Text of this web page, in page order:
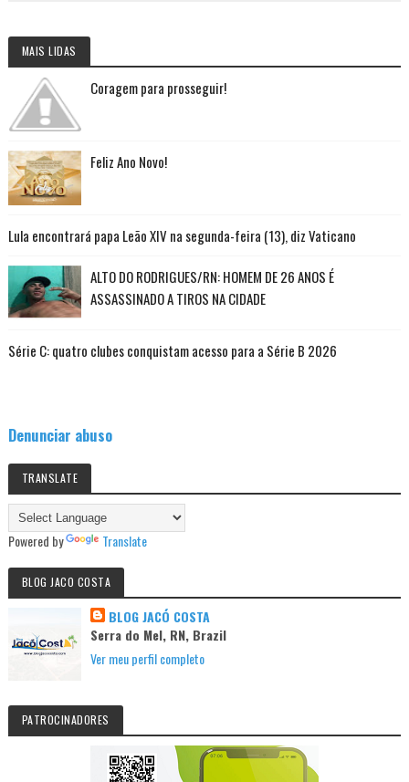
MAIS LIDAS
Coragem para prosseguir!
Feliz Ano Novo!
Lula encontrará papa Leão XIV na segunda-feira (13), diz Vaticano
ALTO DO RODRIGUES/RN: HOMEM DE 26 ANOS É
ASSASSINADO A TIROS NA CIDADE
Série C: quatro clubes conquistam acesso para a Série B 2026
Denunciar abuso
TRANSLATE
Powered by Translate
BLOG JACO COSTA
BLOG JACÓ COSTA
Serra do Mel, RN, Brazil
Ver meu perfil completo
PATROCINADORES